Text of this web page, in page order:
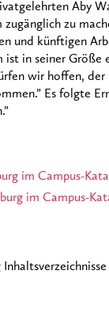
Aby
zugänglich zu
und künftigen
in seiner Größe
wir hoffen, der
Es folgte
im Campus-
im Campus-